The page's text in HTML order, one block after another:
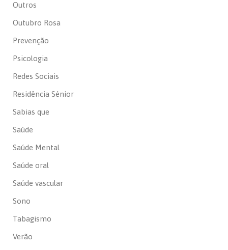
Outros
Outubro Rosa
Prevenção
Psicologia
Redes Sociais
Residência Sénior
Sabias que
Saúde
Saúde Mental
Saúde oral
Saúde vascular
Sono
Tabagismo
Verão